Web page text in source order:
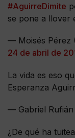
#AguirreDimite
se pone a llover
— Moisés Pérez
24 de abril de
La vida es eso
Esperanza
— Gabriel Rufián
¿De qué ha